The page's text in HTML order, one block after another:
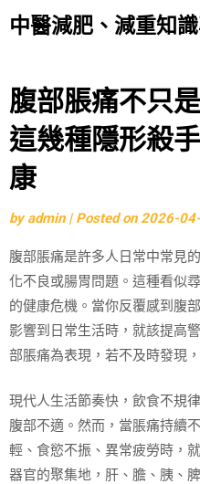
中醫減肥、減重知
Skip
to
content
腹部脹痛不只
這幾種隱形殺
康
byadmin | Posted on2026-
腹部脹痛是許多人日常中常見
化不良或腸胃問題。這種看似
的健康危機。當你反覆感到腹
影響到日常生活時，就該提高
部脹痛為表現，若不及時發現
現代人生活節奏快，飲食不規
腹部不適。然而，當脹痛持續
輕、食慾不振、異常疲勞時，
器官的聚集地，肝、膽、胰、